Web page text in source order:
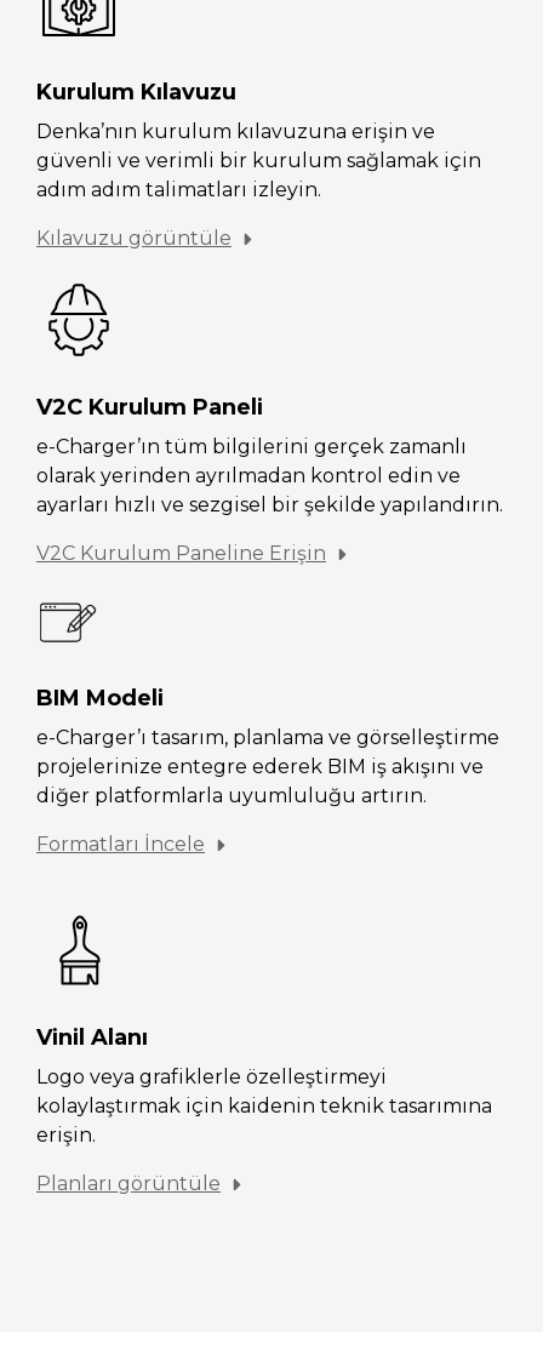
Kurulum Kılavuzu
Denka’nın kurulum kılavuzuna erişin ve
güvenli ve verimli bir kurulum sağlamak için
adım adım talimatları izleyin.
Kılavuzu görüntüle
V2C Kurulum Paneli
e-Charger’ın tüm bilgilerini gerçek zamanlı
olarak yerinden ayrılmadan kontrol edin ve
ayarları hızlı ve sezgisel bir şekilde yapılandırın.
V2C Kurulum Paneline Erişin
BIM Modeli
e-Charger’ı tasarım, planlama ve görselleştirme
projelerinize entegre ederek BIM iş akışını ve
diğer platformlarla uyumluluğu artırın.
Formatları İncele
Vinil Alanı
Logo veya grafiklerle özelleştirmeyi
kolaylaştırmak için kaidenin teknik tasarımına
erişin.
Planları görüntüle